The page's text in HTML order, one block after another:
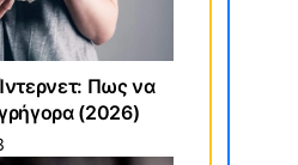
Πως να
(2026)